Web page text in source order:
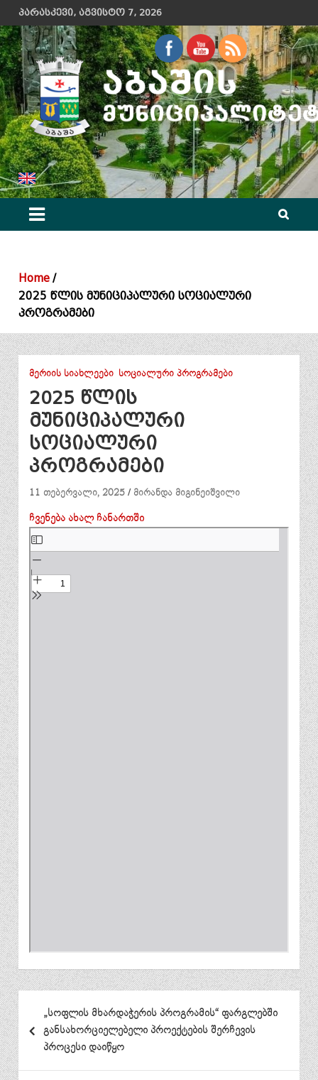
to
content
პარასკევი, აგვისტო 7, 2026
აბაშის მუნიციპალიტეტის მერიის ოფიციალური ვებ გვერდი
Home
2025 წლის მუნიციპალური სოციალური
პროგრამები
ᲛᲔᲠᲘᲘᲡ ᲡᲘᲐᲮᲚᲔᲔᲑᲘ ᲡᲝᲪᲘᲐᲚᲣᲠᲘ ᲞᲠᲝᲒᲠᲐᲛᲔᲑᲘ
2025 წლის
მუნიციპალური
სოციალური
პროგრამები
11 თებერვალი, 2025 მირანდა მიგინეიშვილი
ჩვენება ახალ ჩანართში
Skip
to
PDF
content
პოსტის
ნავიგაცია
„სოფლის მხარდაჭერის პროგრამის“ ფარგლებში
განსახორციელებელი პროექტების შერჩევის
პროცესი დაიწყო